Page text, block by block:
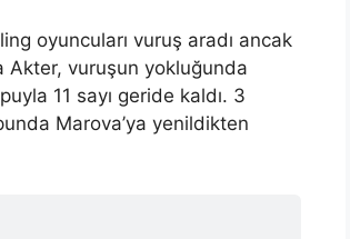
oyuncuları vuruş aradı ancak
Akter, vuruşun yokluğunda
11 sayı geride kaldı. 3
Marova’ya yenildikten